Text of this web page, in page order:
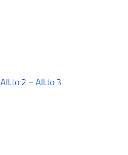
All.to 2 –All.to 3